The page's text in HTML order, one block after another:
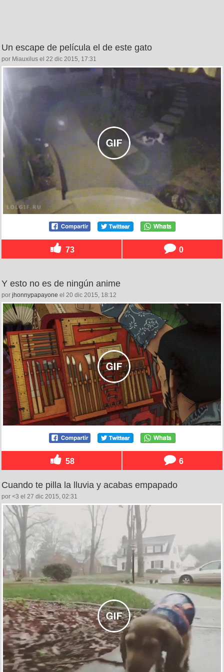
Un escape de película el de este gato
por Miauxilus el 22 dic 2015, 17:31
73 0
Y esto no es de ningún anime
por jhonnypapayone el 20 dic 2015, 18:12
58 6
Cuando te pilla la lluvia y acabas empapado
por <3 el 27 dic 2015, 02:31